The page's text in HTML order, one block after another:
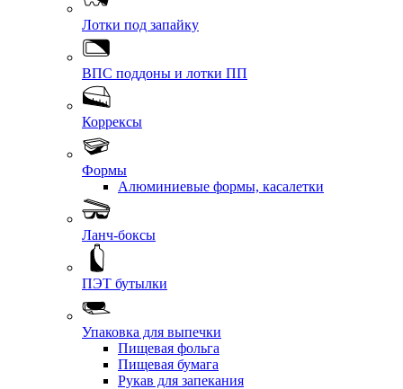
Лотки под запайку
ВПС поддоны и лотки ПП
Коррексы
Формы
Алюминиевые формы, касалетки
Ланч-боксы
ПЭТ бутылки
Упаковка для выпечки
Пищевая фольга
Пищевая бумага
Рукав для запекания